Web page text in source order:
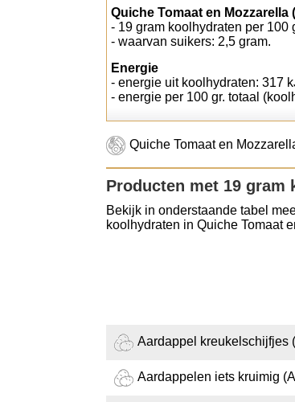
Quiche Tomaat en Mozzarella
- 19 gram koolhydraten per 100
- waarvan suikers: 2,5 gram.
Energie
- energie uit koolhydraten: 317
- energie per 100 gr. totaal
Quiche Tomaat en
Producten met 19 gram
Bekijk in onderstaande tabel
koolhydraten in Quiche Tomaat
Aardappel kreukelschijfjes
Aardappelen iets kruimig